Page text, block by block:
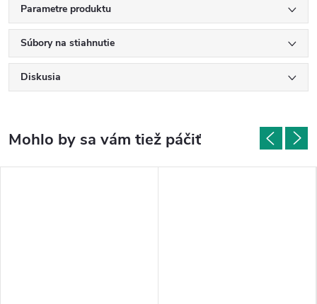
Parametre produktu
Súbory na stiahnutie
Diskusia